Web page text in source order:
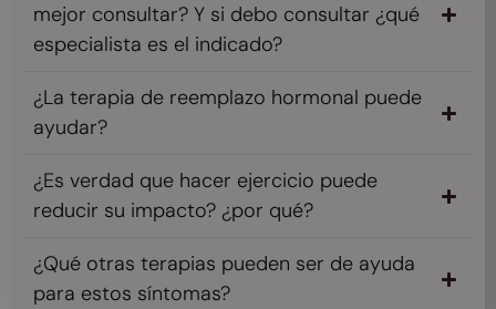
mejor consultar? Y si debo consultar ¿qué
especialista es el indicado?
¿La terapia de reemplazo hormonal puede
ayudar?
¿Es verdad que hacer ejercicio puede
reducir su impacto? ¿por qué?
¿Qué otras terapias pueden ser de ayuda
para estos síntomas?